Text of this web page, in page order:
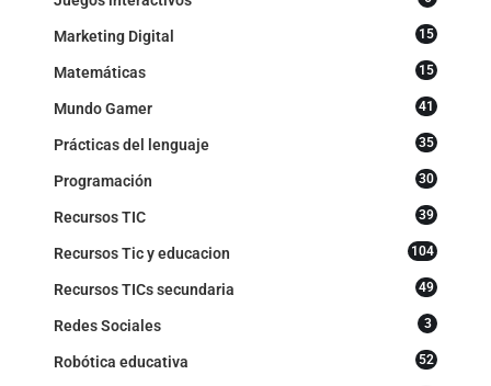
Marketing Digital 15
Matemáticas 15
Mundo Gamer 41
Prácticas del lenguaje 35
Programación 30
Recursos TIC 39
Recursos Tic y educacion 104
Recursos TICs secundaria 49
Redes Sociales 3
Robótica educativa 52